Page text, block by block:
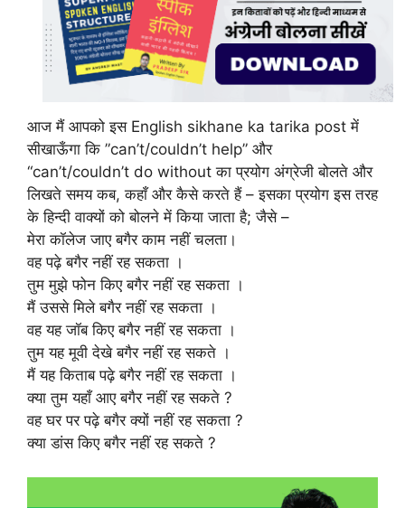
आज मैं आपको इस English sikhane ka tarika post में
सीखाऊँगा कि ”can’t/couldn’t help” और
“can’t/couldn’t do without का प्रयोग अंग्रेजी बोलते और
लिखते समय कब, कहाँ और कैसे करते हैं – इसका प्रयोग इस तरह
के हिन्दी वाक्यों को बोलने में किया जाता है; जैसे –
मेरा कॉलेज जाए बगैर काम नहीं चलता।
वह पढ़े बगैर नहीं रह सकता ।
तुम मुझे फोन किए बगैर नहीं रह सकता ।
मैं उससे मिले बगैर नहीं रह सकता ।
वह यह जॉब किए बगैर नहीं रह सकता ।
तुम यह मूवी देखे बगैर नहीं रह सकते ।
मैं यह किताब पढ़े बगैर नहीं रह सकता ।
क्या तुम यहाँ आए बगैर नहीं रह सकते ?
वह घर पर पढ़े बगैर क्यों नहीं रह सकता ?
क्या डांस किए बगैर नहीं रह सकते ?